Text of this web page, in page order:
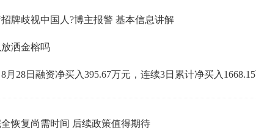
牌歧视中国人?博主报警 基本信息讲解
洒金榕吗
月28日融资净买入395.67万元，连续3日累计净买入
恢复尚需时间 后续政策值得期待